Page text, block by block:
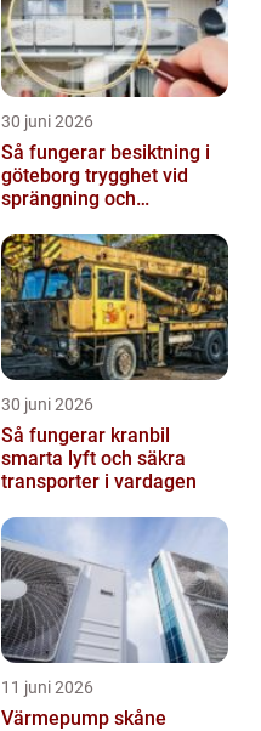
30 juni 2026
Så fungerar besiktning i
göteborg trygghet vid
sprängning och
30 juni 2026
Så fungerar kranbil
smarta lyft och säkra
transporter i vardagen
11 juni 2026
Värmepump skåne